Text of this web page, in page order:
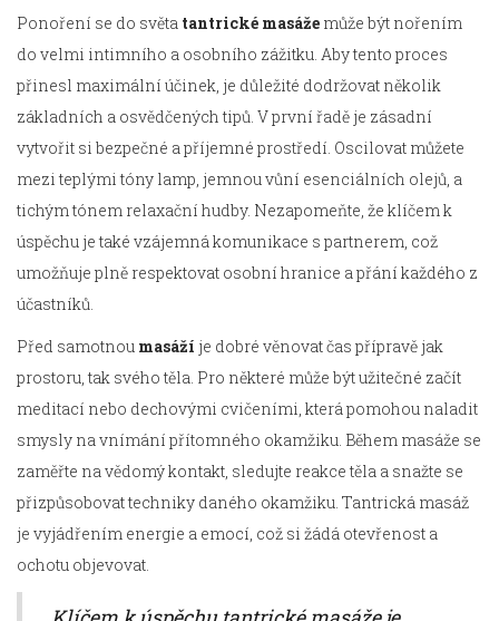
Ponoření se do světa tantrické masáže může být nořením
do velmi intimního a osobního zážitku. Aby tento proces
přinesl maximální účinek, je důležité dodržovat několik
základních a osvědčených tipů. V první řadě je zásadní
vytvořit si bezpečné a příjemné prostředí. Oscilovat můžete
mezi teplými tóny lamp, jemnou vůní esenciálních olejů, a
tichým tónem relaxační hudby. Nezapomeňte, že klíčem k
úspěchu je také vzájemná komunikace s partnerem, což
umožňuje plně respektovat osobní hranice a přání každého z
účastníků.
Před samotnou masáží je dobré věnovat čas přípravě jak
prostoru, tak svého těla. Pro některé může být užitečné začít
meditací nebo dechovými cvičeními, která pomohou naladit
smysly na vnímání přítomného okamžiku. Během masáže se
zaměřte na vědomý kontakt, sledujte reakce těla a snažte se
přizpůsobovat techniky daného okamžiku. Tantrická masáž
je vyjádřením energie a emocí, což si žádá otevřenost a
ochotu objevovat.